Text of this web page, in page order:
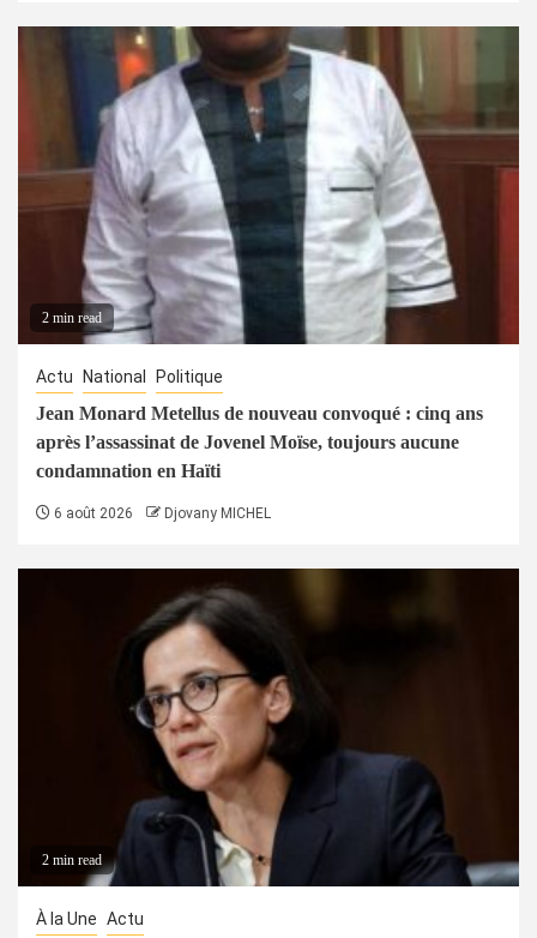
2 min read
Actu National Politique
Jean Monard Metellus de nouveau convoqué : cinq ans
après l’assassinat de Jovenel Moïse, toujours aucune
condamnation en Haïti
6 août 2026 Djovany MICHEL
2 min read
À la Une Actu